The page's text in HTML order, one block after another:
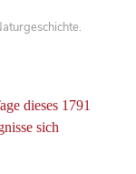
dieses 1791
sich